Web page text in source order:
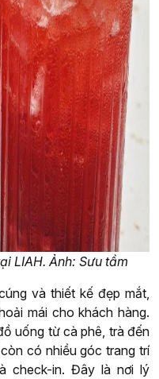
LIAH. Ảnh: Sưu tầm
và thiết kế đẹp mắt,
mái cho khách hàng.
uống từ cà phê, trà đến
có nhiều góc trang trí
check-in. Đây là nơi lý